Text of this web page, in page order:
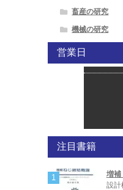
畜産の研究
機械の研究
営業日
注目書籍
増補
設計